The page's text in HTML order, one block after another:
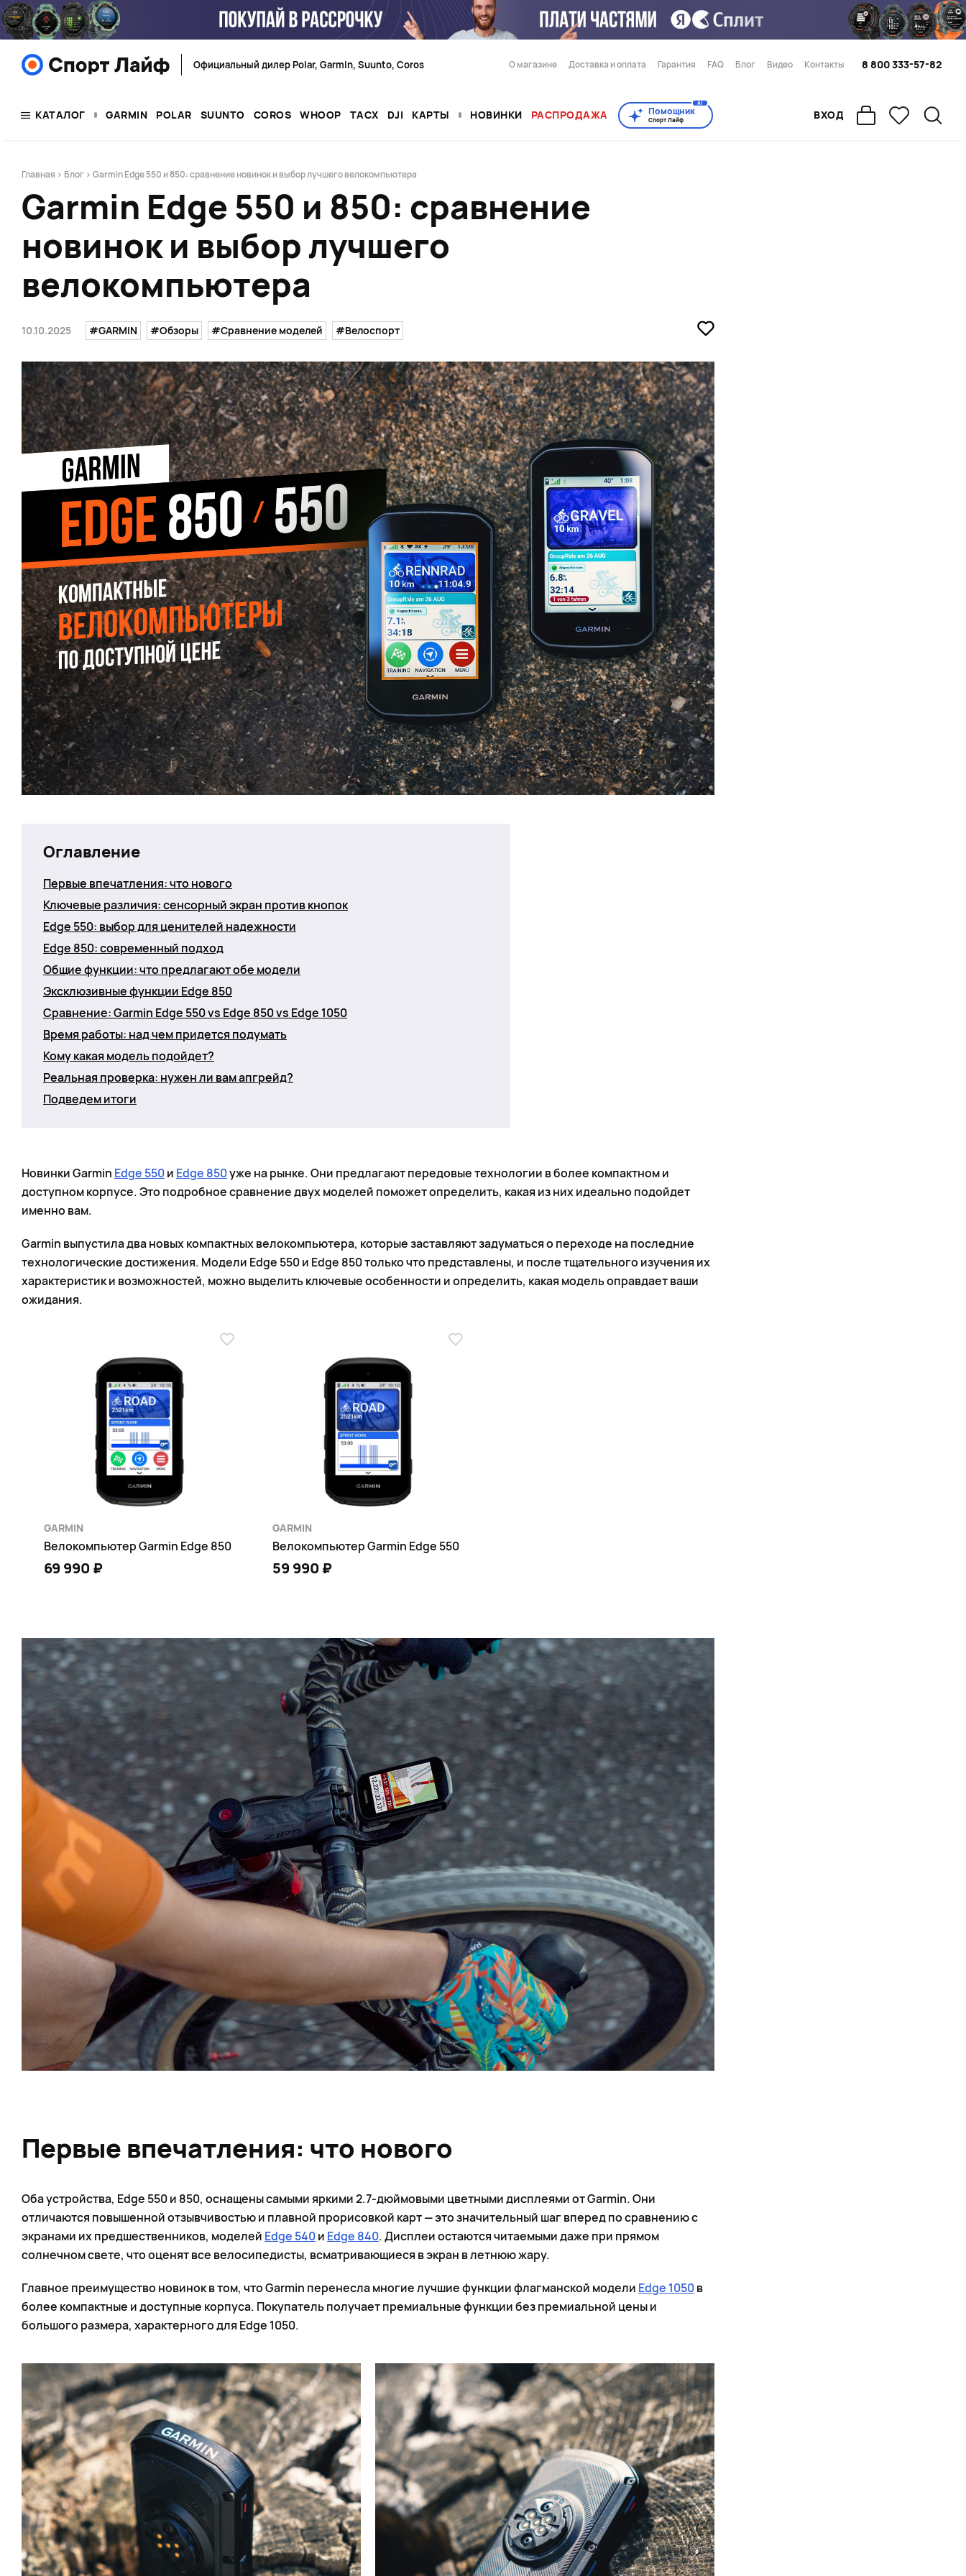
Официальный дилер Polar, Garmin, Suunto, Coros О магазине Доставка и оплата Гарантия FAQ Блог Видео Контакты 8 800 333-57-82
КАТАЛОГ GARMIN POLAR SUUNTO COROS WHOOP TACX DJI КАРТЫ НОВИНКИ РАСПРОДАЖА Помощник
Спорт Лайф
AI
ВХОД
Главная > Блог > ​​​​​​​Garmin Edge 550 и 850: сравнение новинок и выбор лучшего велокомпьютера
​​​​​​​Garmin Edge 550 и 850: сравнение
новинок и выбор лучшего
велокомпьютера
10.10.2025 #GARMIN #Обзоры #Сравнение моделей #Велоспорт
Оглавление
Первые впечатления: что нового
Ключевые различия: сенсорный экран против кнопок
Edge 550: выбор для ценителей надежности
Edge 850: современный подход
Общие функции: что предлагают обе модели
Эксклюзивные функции Edge 850
Сравнение: Garmin Edge 550 vs Edge 850 vs Edge 1050
Время работы: над чем придется подумать
Кому какая модель подойдет?
Реальная проверка: нужен ли вам апгрейд?
Подведем итоги
Новинки Garmin Edge 550и Edge 850уже на рынке. Они предлагают передовые технологии в более компактном и
доступном корпусе. Это подробное сравнение двух моделей поможет определить, какая из них идеально подойдет
именно вам.
Garmin выпустила два новых компактных велокомпьютера, которые заставляют задуматься о переходе на последние
технологические достижения. Модели Edge 550 и Edge 850 только что представлены, и после тщательного изучения их
характеристик и возможностей, можно выделить ключевые особенности и определить, какая модель оправдает ваши
ожидания.
GARMIN
Велокомпьютер Garmin Edge 850
69 990 ₽
GARMIN
Велокомпьютер Garmin Edge 550
59 990 ₽
Первые впечатления: что нового
Оба устройства, Edge 550 и 850, оснащены самыми яркими 2.7-дюймовыми цветными дисплеями от Garmin. Они
отличаются повышенной отзывчивостью и плавной прорисовкой карт — это значительный шаг вперед по сравнению с
экранами их предшественников, моделей Edge 540и Edge 840. Дисплеи остаются читаемыми даже при прямом
солнечном свете, что оценят все велосипедисты, всматривающиеся в экран в летнюю жару.
Главное преимущество новинок в том, что Garmin перенесла многие лучшие функции флагманской модели Edge 1050в
более компактные и доступные корпуса. Покупатель получает премиальные функции без премиальной цены и
большого размера, характерного для Edge 1050.